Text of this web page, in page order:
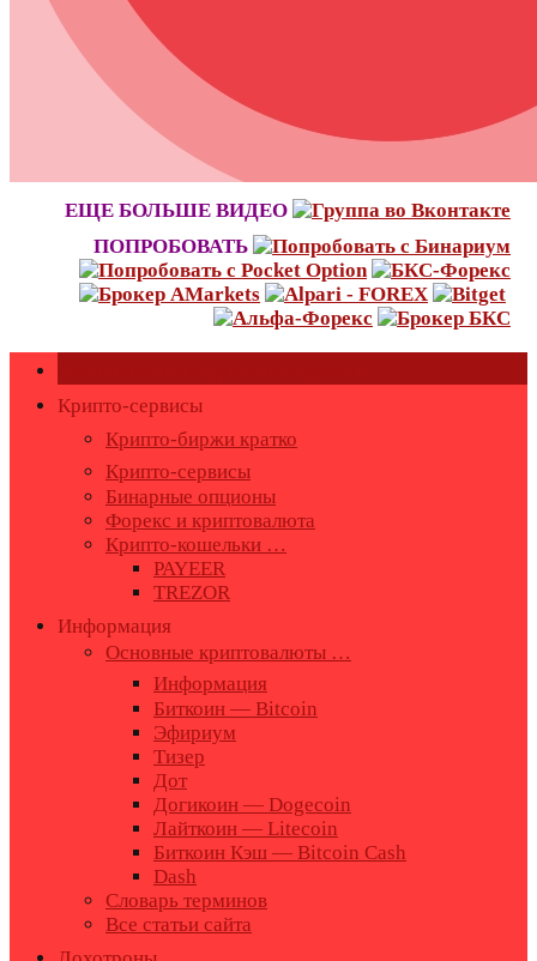
ЕЩЕ БОЛЬШЕ ВИДЕО
ПОПРОБОВАТЬ
Крипто-сервисы
Крипто-биржи кратко
Крипто-сервисы
Бинарные опционы
Форекс и криптовалюта
Крипто-кошельки …
PAYEER
TREZOR
Информация
Основные криптовалюты …
Информация
Биткоин — Bitcoin
Эфириум
Тизер
Дот
Догикоин — Dogecoin
Лайткоин — Litecoin
Биткоин Кэш — Bitcoin Cash
Dash
Словарь терминов
Все статьи сайта